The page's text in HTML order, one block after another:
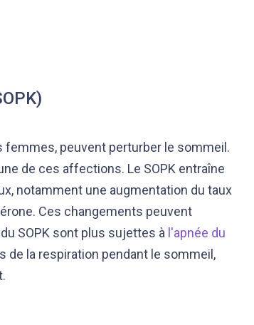
peuvent perturber le sommeil.
de ces affections. Le SOPK entraîne
notamment une augmentation du taux
Ces changements peuvent
SOPK sont plus sujettes à l'apnée du
de la respiration pendant le sommeil,